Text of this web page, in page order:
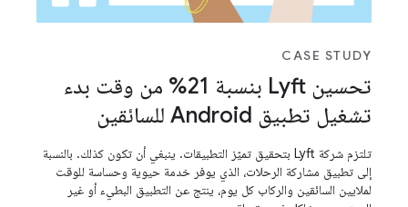
CASE STUDY
تحسين Lyft بنسبة 21% من وقت بدء
تشغيل تطبيق Android للسائقين
تلتزم شركة Lyft بتحقيق تميّز التطبيقات. ينبغي أن تكون كذلك. بالنسبة
إلى تطبيق مشاركة الرحلات، الذي يوفر خدمة حيوية وحساسة للوقت
لملايين السائقين والركاب كل يوم، ينتج عن التطبيق البطيء أو غير